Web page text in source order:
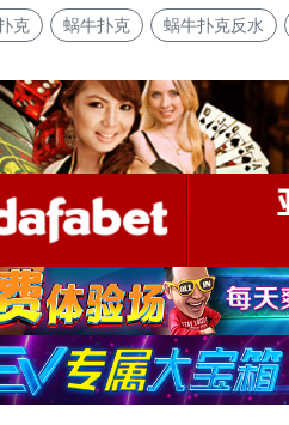
克 蜗牛扑克 蜗牛扑克反水